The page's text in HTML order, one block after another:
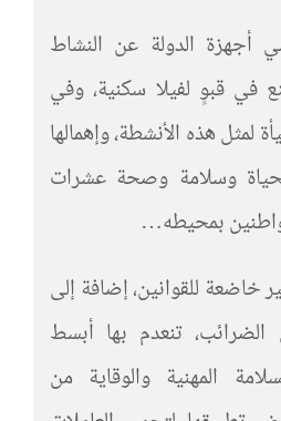
أجهزة الدولة عن النشاط
في قبوٍ لفيلا سكنية، وفي
لمثل هذه الأنشطة، وإهمالها
وسلامة وصحة عشرات
بمحيطه…
خاضعة للقوانين، إضافة إلى
الضرائب، تنعدم بها أبسط
المهنية والوقاية من